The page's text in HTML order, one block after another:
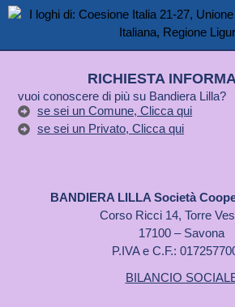
RICHIESTA
vuoi conoscere di più su Bandiera Lilla?
se sei un Comune, Clicca qui
se sei un Privato, Clicca qui
BANDIERA LILLA Società
Corso Ricci 14, Torre
17100 – Savona
P.IVA e C.F.:
BILANCIO